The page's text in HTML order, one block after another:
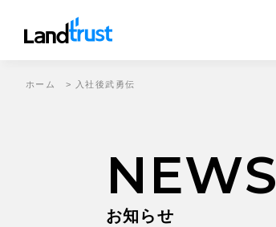
NEWS
お知らせ
ホーム > 入社後武勇伝